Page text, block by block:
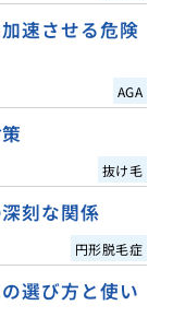
速させる危険
AGA
抜け毛
刻な関係
円形脱毛症
選び方と使い